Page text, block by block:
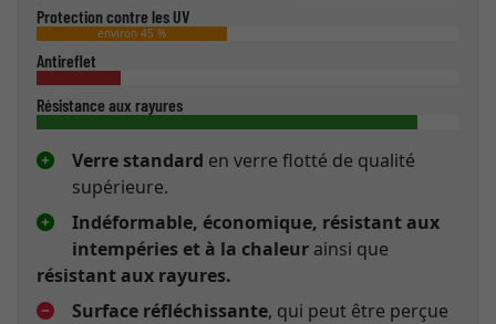
Protection contre les UV
environ 45 %
Antireflet
Résistance aux rayures
Verre standard en verre flotté de qualité
supérieure.
Indéformable, économique, résistant aux
intempéries et à la chaleur ainsi que
résistant aux rayures.
Surface réfléchissante, qui peut être perçue